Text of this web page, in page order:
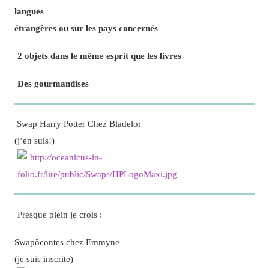
langues
étrangères ou sur les pays concernés
2 objetsdans le même esprit que les livres
Desgourmandises
Swap Harry Potter Chez Bladelor
(j’en suis!)
Presque plein je crois :
Swapôcontes chez Emmyne
(je suis inscrite)